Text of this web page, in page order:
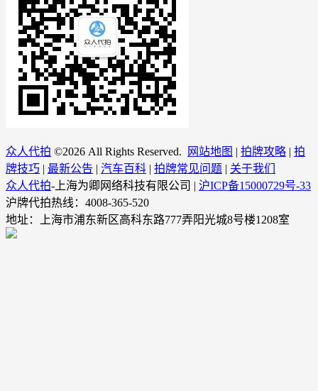
众人代拍 ©2026 All Rights Reserved. 网站地图 | 拍牌攻略 | 拍
牌技巧 | 最新公告 | 汽车百科 | 拍牌常见问题 | 关于我们
众人代拍-上海为卿网络科技有限公司 | 沪ICP备15000729号-33
沪牌代拍热线：4008-365-520
地址：上海市浦东新区高科东路777弄阳光城8号楼1208室